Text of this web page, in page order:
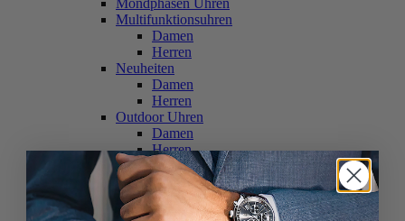
Mondphasen Uhren
Multifunktionsuhren
Damen
Herren
Neuheiten
Damen
Herren
Outdoor Uhren
Damen
Herren
Schweizer Uhren
Damen
Herren
Skelettuhren